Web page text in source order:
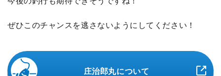
ぜひこのチャンスを逃さないようにしてください！
庄治郎丸について